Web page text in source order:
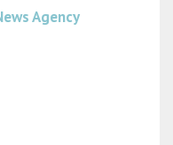
Agency